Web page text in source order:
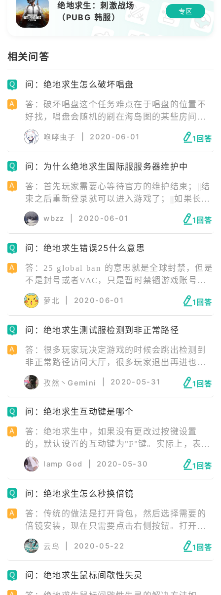
绝地求生：刺激战场
（PUBG 韩服）
专区
相关问答
问：绝地求生怎么破坏唱盘
答：破坏唱盘这个任务难点在于唱盘的位置不
好找，唱盘会随机的刷在海岛图的某些房间，
是一个蓝色唱片机，在P城P港的一些房子里二
楼会发现这些唱片机，但并不是百分百有。找
到后，用枪扫射唱盘就能破坏唱盘。
咆哮虫子 2020-06-01 1回答
问：为什么绝地求生国际服服务器维护中
答：首先玩家需要心等待官方的维护结束；||结
束之后重新登录就可以进入游戏了；||如果长时
间都无法进入，那就是玩家自身的问题；||玩家
可以直接使用国内的ID下载一个加速器，使用
加速器加速游戏之后就可以正常使用了。
wbzz 2020-06-01 1回答
问：绝地求生错误25什么意思
答：25 global ban 的意思就是全球封禁，但是
不是封号或者VAC，只是暂时禁锢游戏账号。
出现25global ban 的原因：玩家自己开挂或者
插件被检测到了，基本无解。或者玩家用的加
速器当前节点被开挂的人也链接在同一个节点
也会被系统误封，但这个没什么担心的，不出
萝北 2020-06-01 1回答
问：绝地求生测试服检测到非正常路径
答：很多玩家玩决定游戏的时候会跳出检测到
非正常路径访问大厅，很多玩家退出再进也进
不去，检测到非正常路径是因为之前网吧的虚
假诱导页面，官方进行了封杀，导致了非网吧
用户也进行了检测，该问题只能等待官方修
复。
孜然丶Gemini 2020-05-31 1回答
问：绝地求生互动键是哪个
答：绝地求生中，如果没有更改过按键设置
的，默认设置的互动键为"F"键。实际上，表情
动作系统和玩家们常用的社交聊天系统类似，
只不过操作的媒介改变了。简单来说，社交聊
天软件仅仅只是一个表情，互动性一般。但
是，绝地求生刺激战场中的表情却是人物角色
lamp God 2020-05-30 1回答
问：绝地求生怎么秒换倍镜
答：传统的做法是打开背包，然后选择需要的
倍镜安装，现在只需要点击右侧按钮。打开
后，选择需要给该武器安装的倍镜，可以选择3
倍镜。接下来就可以使用3倍镜正常开镜了。想
要使用该功能前提是需要在准心设置中将【快
捷准镜切换】的按钮打开。
云鸟 2020-05-22 1回答
问：绝地求生鼠标间歇性失灵